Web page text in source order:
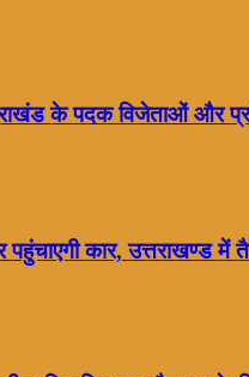
के पदक विजेताओं और
कार, उत्तराखण्ड में